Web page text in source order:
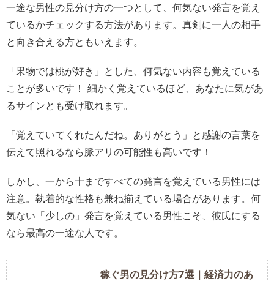
一途な男性の見分け方の一つとして、何気ない発言を覚え
ているかチェックする方法があります。真剣に一人の相手
と向き合える方ともいえます。
「果物では桃が好き」とした、何気ない内容も覚えている
ことが多いです！ 細かく覚えているほど、あなたに気があ
るサインとも受け取れます。
「覚えていてくれたんだね。ありがとう」と感謝の言葉を
伝えて照れるなら脈アリの可能性も高いです！
しかし、一から十まですべての発言を覚えている男性には
注意。執着的な性格も兼ね揃えている場合があります。何
気ない「少しの」発言を覚えている男性こそ、彼氏にする
なら最高の一途な人です。
稼ぐ男の見分け方7選｜経済力のあ